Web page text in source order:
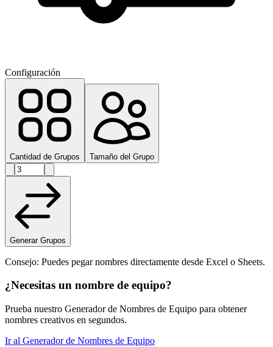
Configuración
Cantidad de Grupos Tamaño del Grupo
Generar Grupos
Consejo: Puedes pegar nombres directamente desde Excel o Sheets.
¿Necesitas un nombre de equipo?
Prueba nuestro Generador de Nombres de Equipo para obtener
nombres creativos en segundos.
Ir al Generador de Nombres de Equipo